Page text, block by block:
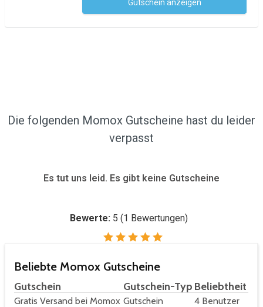
Gutschein anzeigen
Die folgenden Momox Gutscheine hast du leider
verpasst
Es tut uns leid. Es gibt keine Gutscheine
Bewerte: 5 (1 Bewertungen)
Beliebte Momox Gutscheine
Gutschein Gutschein-Typ Beliebtheit
Gratis Versand bei Momox Gutschein 4 Benutzer